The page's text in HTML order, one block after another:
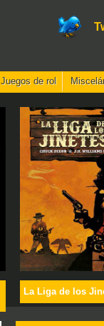
Juegos de rol
La Liga de los